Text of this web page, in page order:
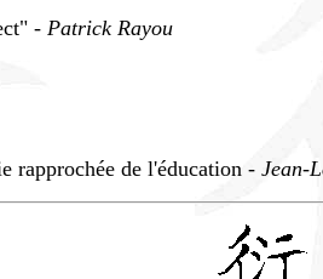
- Patrick Rayou
rapprochée de l'éducation - Jean-